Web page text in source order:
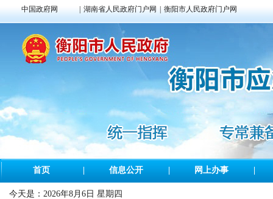
中国政府网 湖南省人民政府门户网 衡阳市人民政府门户网
首页 信息公开 网上办事
今天是： 2026年8月6日 星期四